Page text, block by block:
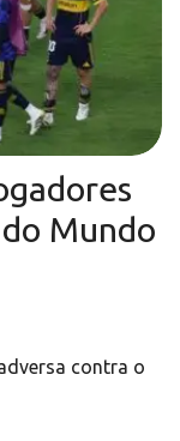
Mundo
contra o